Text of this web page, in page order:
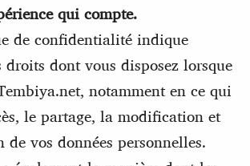
qui compte.
de confidentialité indique
dont vous disposez lorsque
notamment en ce qui
le partage, la modification et
de vos données personnelles.